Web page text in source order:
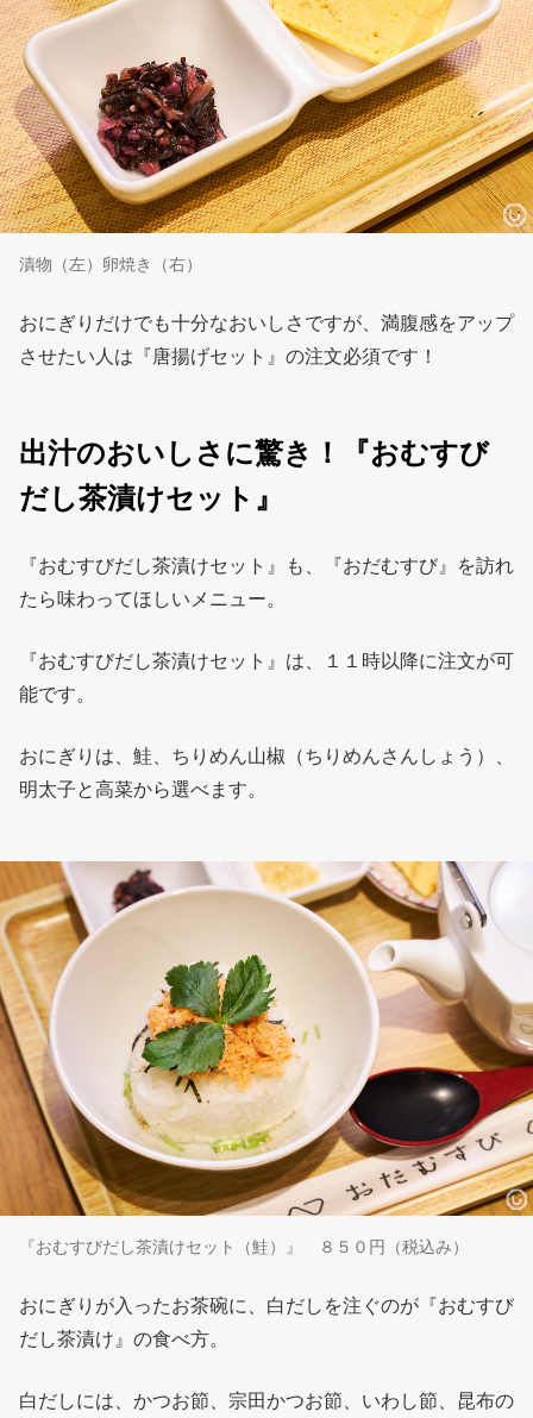
漬物（左）卵焼き（右）
おにぎりだけでも十分なおいしさですが、満腹感をアップ
させたい人は『唐揚げセット』の注文必須です！
出汁のおいしさに驚き！『おむすび
だし茶漬けセット』
『おむすびだし茶漬けセット』も、『おだむすび』を訪れ
たら味わってほしいメニュー。
『おむすびだし茶漬けセット』は、１１時以降に注文が可
能です。
おにぎりは、鮭、ちりめん山椒（ちりめんさんしょう）、
明太子と高菜から選べます。
『おむすびだし茶漬けセット（鮭）』 ８５０円（税込み）
おにぎりが入ったお茶碗に、白だしを注ぐのが『おむすび
だし茶漬け』の食べ方。
白だしには、かつお節、宗田かつお節、いわし節、昆布の